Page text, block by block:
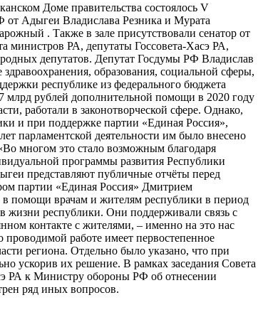
Доме правительства состоялось V
от Адыгеи Владислава Резника и Мурата
. Также в зале присутствовали сенатор от
РА, депутаты Госсовета-Хасэ РА,
депутатов. Депутат Госдумы РФ Владислав
образования, социальной сферы,
республике из федерального бюджета
млрд рублей дополнительной помощи в 2020 году
работали в законотворческой сфере. Однако,
и при поддержке партии «Единая Россия»,
парламентской деятельности им было внесено
многом это стало возможным благодаря
программы развития Республики
представляют публичные отчёты перед
партии «Единая Россия» Дмитрием
помощи врачам и жителям республики в период
жизни республики. Они поддерживали связь с
контакте с жителями, – именно на это нас
работе имеет первостепенное
региона. Отдельно было указано, что при
ускорив их решение. В рамках заседания Совета
РА к Министру обороны РФ об отнесении
ряд иных вопросов.